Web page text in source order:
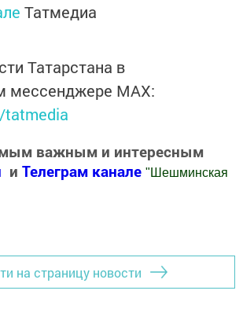
Татмедиа
Татарстана в
мессенджере MАХ:
важным и интересным
и Телеграм канале "Шешминская
на страницу новости